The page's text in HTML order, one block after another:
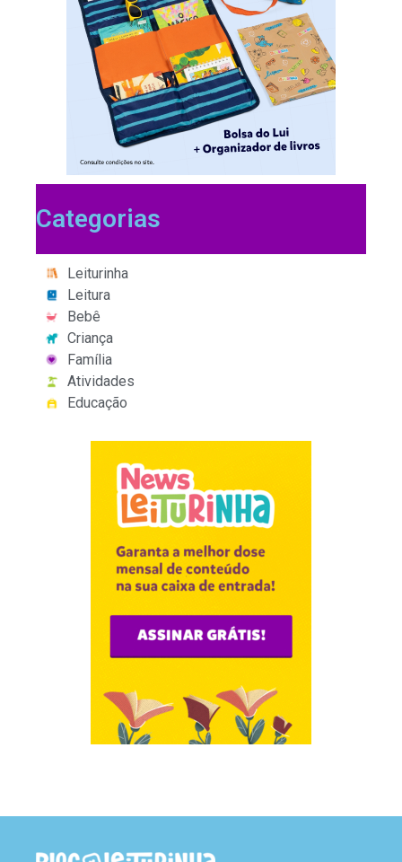
Categorias
Leiturinha
Leitura
Bebê
Criança
Família
Atividades
Educação